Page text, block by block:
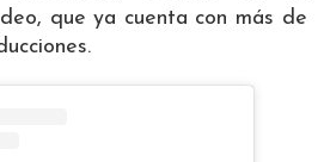
que ya cuenta con más de